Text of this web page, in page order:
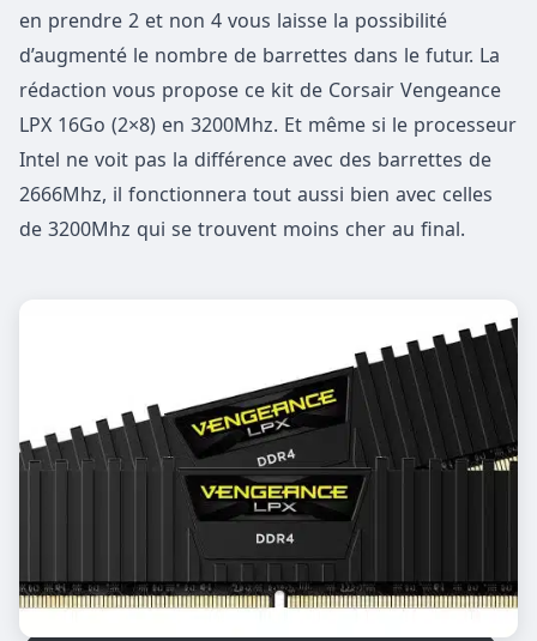
en prendre 2 et non 4 vous laisse la possibilité
d’augmenté le nombre de barrettes dans le futur. La
rédaction vous propose ce kit de Corsair Vengeance
LPX 16Go (2×8) en 3200Mhz. Et même si le processeur
Intel ne voit pas la différence avec des barrettes de
2666Mhz, il fonctionnera tout aussi bien avec celles
de 3200Mhz qui se trouvent moins cher au final.